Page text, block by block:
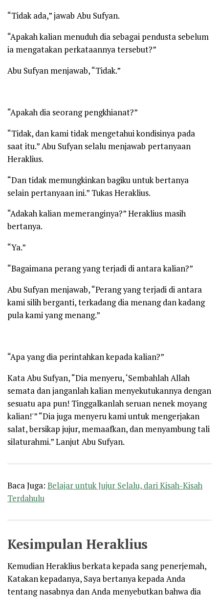
“Tidak ada,” jawab Abu Sufyan.
“Apakah kalian menuduh dia sebagai pendusta sebelum
ia mengatakan perkataannya tersebut?”
Abu Sufyan menjawab, “Tidak.”
“Apakah dia seorang pengkhianat?”
“Tidak, dan kami tidak mengetahui kondisinya pada
saat itu.” Abu Sufyan selalu menjawab pertanyaan
Heraklius.
“Dan tidak memungkinkan bagiku untuk bertanya
selain pertanyaan ini.” Tukas Heraklius.
“Adakah kalian memeranginya?” Heraklius masih
bertanya.
“Ya.”
“Bagaimana perang yang terjadi di antara kalian?”
Abu Sufyan menjawab, “Perang yang terjadi di antara
kami silih berganti, terkadang dia menang dan kadang
pula kami yang menang.”
“Apa yang dia perintahkan kepada kalian?”
Kata Abu Sufyan, “Dia menyeru, ‘Sembahlah Allah
semata dan janganlah kalian menyekutukannya dengan
sesuatu apa pun! Tinggalkanlah seruan nenek moyang
kalian!'” “Dia juga menyeru kami untuk mengerjakan
salat, bersikap jujur, memaafkan, dan menyambung tali
silaturahmi.” Lanjut Abu Sufyan.
Baca Juga: Belajar untuk Jujur Selalu, dari Kisah-Kisah
Terdahulu
Kesimpulan Heraklius
Kemudian Heraklius berkata kepada sang penerjemah,
Katakan kepadanya, Saya bertanya kepada Anda
tentang nasabnya dan Anda menyebutkan bahwa dia